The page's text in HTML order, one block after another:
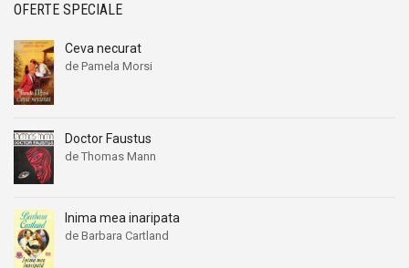
OFERTE SPECIALE
Ceva necurat
de Pamela Morsi
fost:
39,00 lei.
32,00 lei.
Doctor Faustus
de Thomas Mann
fost:
32,00 lei.
26,00 lei.
Inima mea inaripata
de Barbara Cartland